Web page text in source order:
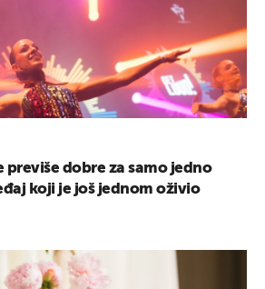
previše dobre za samo jedno
koji je još jednom oživio